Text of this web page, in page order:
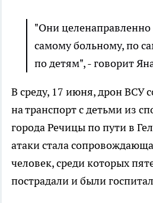
"Они
самому больному, по
по детям", - говорит
В среду, 17 июня, дрон ВСУ
на транспорт с детьми из
города Речицы по пути в
атаки стала
человек, среди которых
пострадали и были